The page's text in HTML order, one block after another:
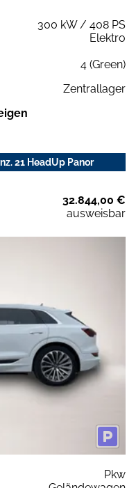
300 kW / 408 PS
Elektro
4 (Green)
Zentrallager
21 HeadUp Panor
32.844,00 €
ausweisbar
Pkw